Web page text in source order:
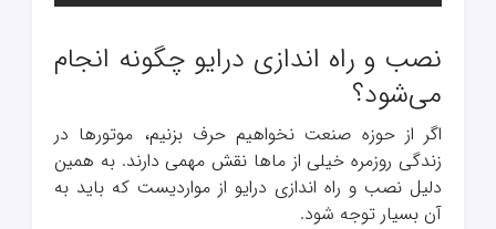
نصب و راه اندازی درایو چگونه انجام
می‌شود؟
اگر از حوزه صنعت نخواهیم حرف بزنیم، موتورها در
زندگی روزمره خیلی از ماها نقش مهمی دارند. به همین
دلیل نصب و راه اندازی درایو از مواردیست که باید به
آن بسیار توجه شود.